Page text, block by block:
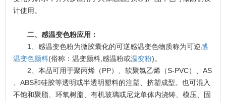
计使用。
二、感温变色粉应用：
1、感温变色粉为微胶囊化的可逆感温变色物质称为可逆感
温变色颜料(俗称：温变颜料,感温粉或温变粉)。
2、本品可用于聚丙烯（PP）、软聚氯乙烯（S-PVC）、AS
、ABS和硅胶等透明或半透明塑料的注塑、挤塑成型。也可混入
不饱和聚脂、环氧树脂、有机玻璃或尼龙单体内浇铸、模压、固